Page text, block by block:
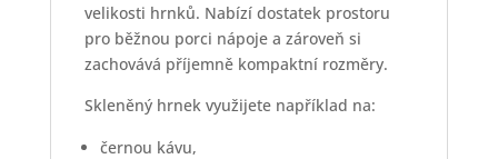
velikosti hrnků. Nabízí dostatek prostoru
pro běžnou porci nápoje a zároveň si
zachovává příjemně kompaktní rozměry.
Skleněný hrnek využijete například na:
černou kávu,